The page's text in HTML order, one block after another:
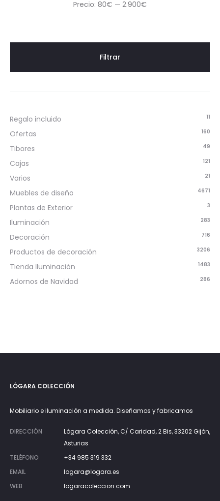
Precio
Precio
Filtrar
Precio: 80€ — 2.900€
Regalo incluido 11
Ofertas 160
Tibores 49
Cajas 121
Varios 21
Muebles de diseño 4671
Plantas de Exterior 3
Iluminación 283
Decoración 716
Productos de decoración 3206
Tienda Iluminación 1483
Adornos de Navidad 286
LÓGARA COLECCIÓN
Mobiliario e iluminación a medida. Diseñamos y fabricamos
DIRECCIÓN
Lógara Colección, C/ Caridad, 2 Bis, 33202 Gijón,
Asturias
TELÉFONO
+34 985 319 332
EMAIL
logara@logara.es
WEB
logaracoleccion.com